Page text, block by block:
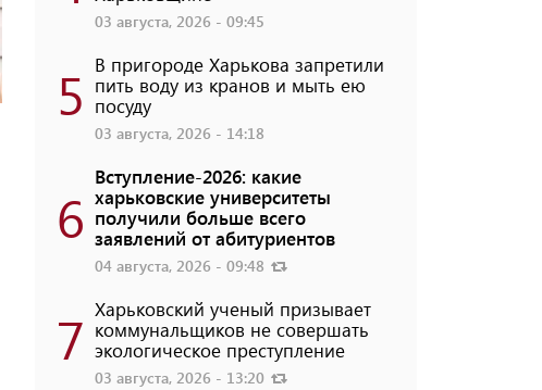
03 августа, 2026 - 09:45
5 В пригороде Харькова запретили
пить воду из кранов и мыть ею
посуду
03 августа, 2026 - 14:18
6
Вступление-2026: какие
харьковские университеты
получили больше всего
заявлений от абитуриентов
04 августа, 2026 - 09:48
7 Харьковский ученый призывает
коммунальщиков не совершать
экологическое преступление
03 августа, 2026 - 13:20